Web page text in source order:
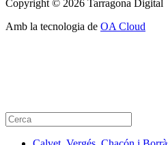
Copyright © 2026 Tarragona Digital
Amb la tecnologia de OA Cloud